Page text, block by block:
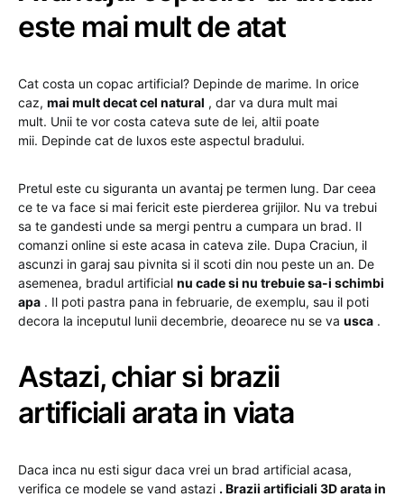
este mai mult de atat
Cat costa un copac artificial? Depinde de marime. In orice
caz, mai mult decat cel natural , dar va dura mult mai
mult. Unii te vor costa cateva sute de lei, altii poate
mii. Depinde cat de luxos este aspectul bradului.
Pretul este cu siguranta un avantaj pe termen lung. Dar ceea
ce te va face si mai fericit este pierderea grijilor. Nu va trebui
sa te gandesti unde sa mergi pentru a cumpara un brad. Il
comanzi online si este acasa in cateva zile. Dupa Craciun, il
ascunzi in garaj sau pivnita si il scoti din nou peste un an. De
asemenea, bradul artificial nu cade si nu trebuie sa-i schimbi
apa . Il poti pastra pana in februarie, de exemplu, sau il poti
decora la inceputul lunii decembrie, deoarece nu se va usca .
Astazi, chiar si brazii
artificiali arata in viata
Daca inca nu esti sigur daca vrei un brad artificial acasa,
verifica ce modele se vand astazi . Brazii artificiali 3D arata in